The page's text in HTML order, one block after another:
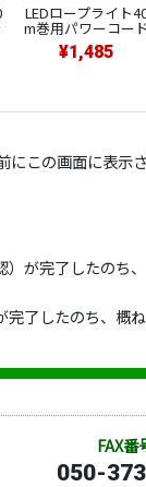
LEDロープライト
m巻用パワーコード
¥1,485
この画面に表示
が完了したのち
了したのち、概
FAX番
050-